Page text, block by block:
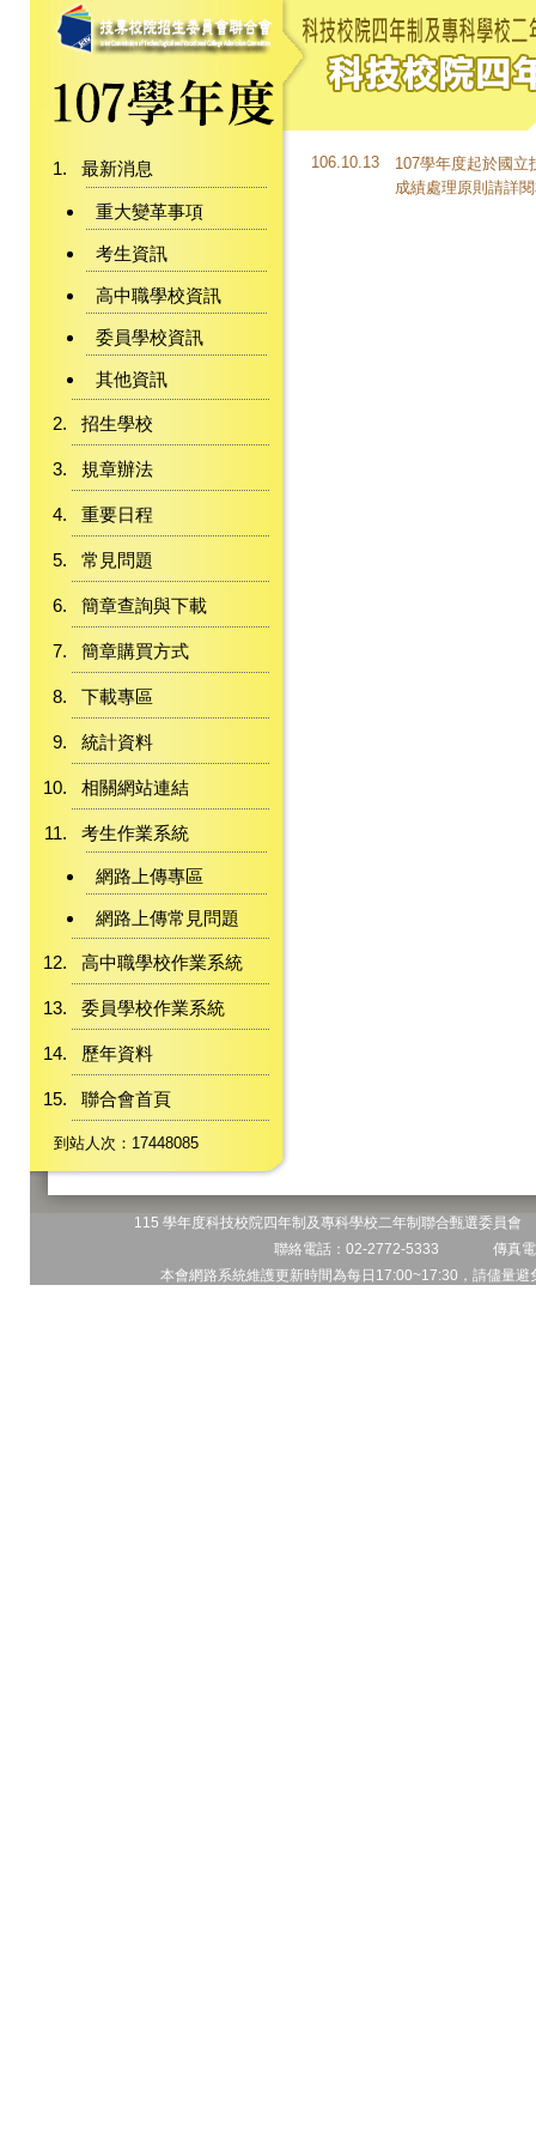
最新消息
重大變革事項
考生資訊
高中職學校資訊
委員學校資訊
其他資訊
招生學校
規章辦法
重要日程
常見問題
簡章查詢與下載
簡章購買方式
下載專區
統計資料
相關網站連結
考生作業系統
網路上傳專區
網路上傳常見問題
高中職學校作業系統
委員學校作業系統
歷年資料
聯合會首頁
到站人次：17448085
106.10.13
107學年度起於國
成績處理原則請詳
115 學年度科技校院四年制及專科學校二年制聯合甄選委員
聯絡電話：02-2772-5333 傳真
本會網路系統維護更新時間為每日17:00~17:30，請儘量